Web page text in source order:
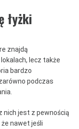
łyżki
znajdą
lecz także
bardzo
podczas
nich jest z pewnością
nawet jeśli